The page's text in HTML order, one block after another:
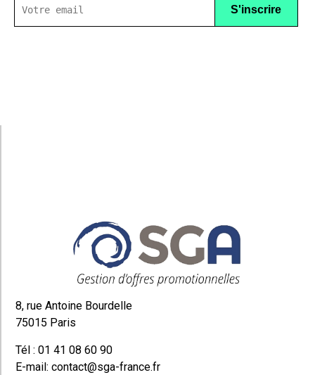
8, rue Antoine Bourdelle
75015 Paris
Tél : 01 41 08 60 90
E-mail: contact@sga-france.fr